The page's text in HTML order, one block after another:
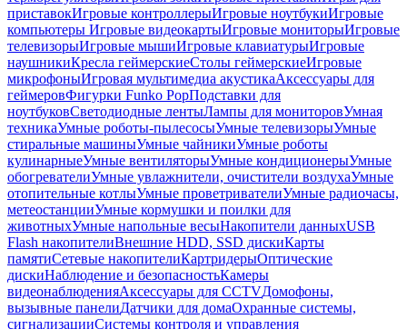
приставокИгровые контроллерыИгровые ноутбукиИгровые
компьютеры Игровые видеокартыИгровые мониторыИгровые
телевизорыИгровые мышиИгровые клавиатурыИгровые
наушникиКресла геймерскиеСтолы геймерскиеИгровые
микрофоныИгровая мультимедиа акустикаАксессуары для
геймеровФигурки Funko PopПодставки для
ноутбуковСветодиодные лентыЛампы для мониторовУмная
техникаУмные роботы-пылесосыУмные телевизорыУмные
стиральные машиныУмные чайникиУмные роботы
кулинарныеУмные вентиляторыУмные кондиционерыУмные
обогревателиУмные увлажнители, очистители воздухаУмные
отопительные котлыУмные проветривателиУмные радиочасы,
метеостанцииУмные кормушки и поилки для
животныхУмные напольные весыНакопители данныхUSB
Flash накопителиВнешние HDD, SSD дискиКарты
памятиСетевые накопителиКартридерыОптические
дискиНаблюдение и безопасностьКамеры
видеонаблюденияАксессуары для CCTVДомофоны,
вызывные панелиДатчики для домаОхранные системы,
сигнализацииСистемы контроля и управления